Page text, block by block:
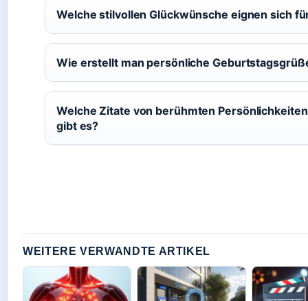
Welche stilvollen Glückwünsche eignen sich
Wie erstellt man persönliche
Welche Zitate von berühmten
gibt es?
WEITERE VERWANDTE ARTIKEL